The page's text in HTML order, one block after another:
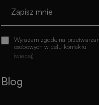
Zapisz mnie
Wyrażam zgodę na
osobowych w celu kontaktu
(więcej).
Blog